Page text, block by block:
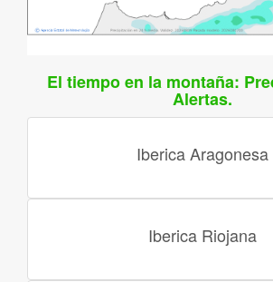
El tiempo en la montaña:
Alertas.
Iberica Aragonesa
Iberica Riojana